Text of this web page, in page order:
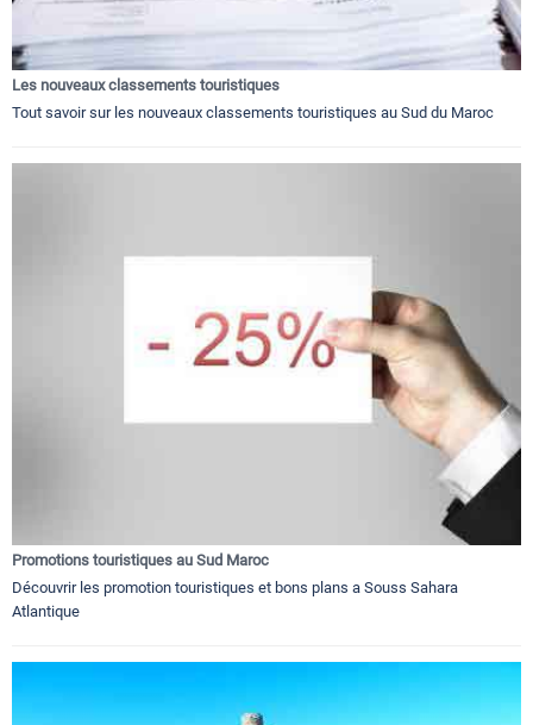
Les nouveaux classements touristiques
Tout savoir sur les nouveaux classements touristiques au Sud du Maroc
Promotions touristiques au Sud Maroc
Découvrir les promotion touristiques et bons plans a Souss Sahara
Atlantique